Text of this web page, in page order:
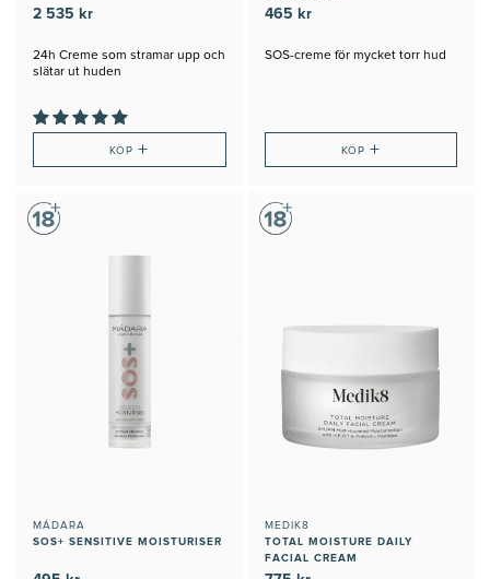
2 535 kr
24h Creme som stramar upp och
slätar ut huden
KÖP+
465 kr
SOS-creme för mycket torr hud
KÖP +
MÁDARA
SOS+ SENSITIVE MOISTURISER
MEDIK8
TOTAL MOISTURE DAILY
FACIAL CREAM